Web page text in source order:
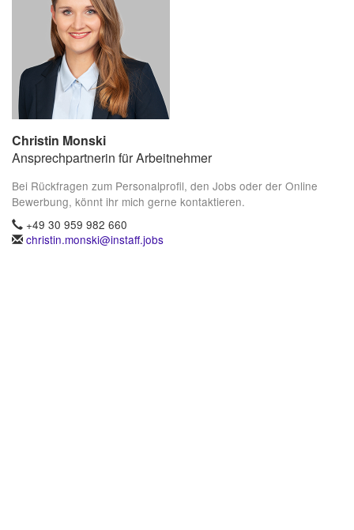
Christin Monski
Ansprechpartnerin für Arbeitnehmer
Bei Rückfragen zum Personalprofil, den Jobs oder der Online
Bewerbung, könnt ihr mich gerne kontaktieren.
+49 30 959 982 660
christin.monski@instaff.jobs